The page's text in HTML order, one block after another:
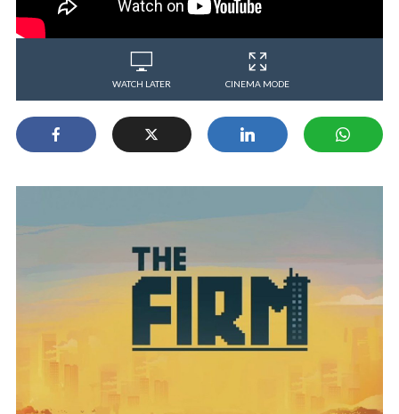
WATCH LATER CINEMA MODE